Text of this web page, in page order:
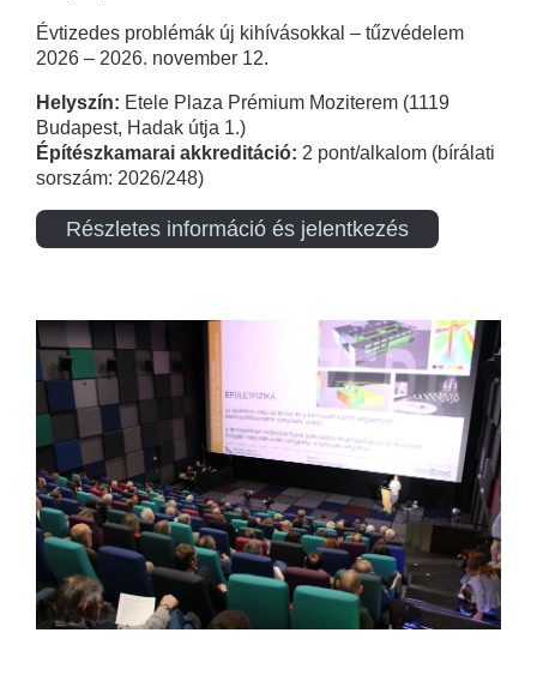
Évtizedes problémák új kihívásokkal – tűzvédelem
2026 – 2026. november 12.
Helyszín: Etele Plaza Prémium Moziterem (1119
Budapest, Hadak útja 1.)
Építészkamarai akkreditáció: 2 pont/alkalom (bírálati
sorszám: 2026/248)
Részletes információ és jelentkezés